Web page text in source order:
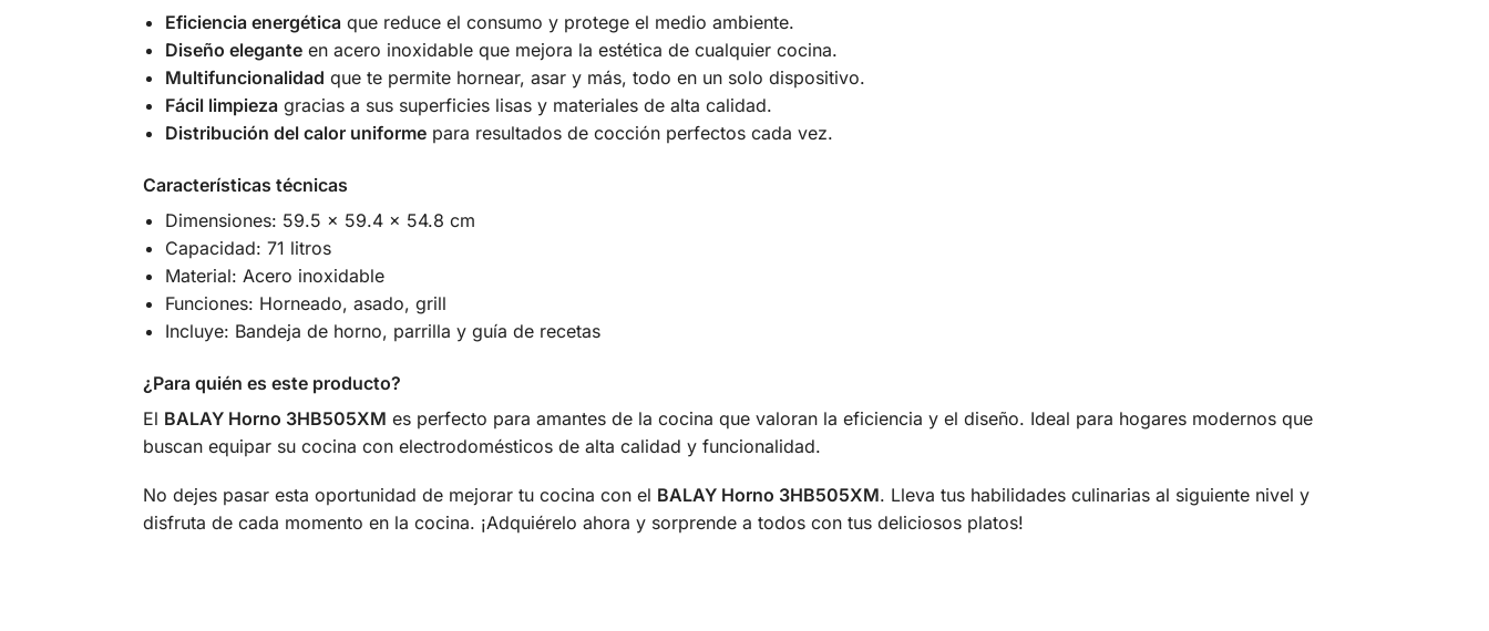
Eficiencia energéticaque reduce el consumo y protege el medio ambiente.
Diseño eleganteen acero inoxidable que mejora la estética de cualquier cocina.
Multifuncionalidad que te permite hornear, asar y más, todo en un solo dispositivo.
Fácil limpiezagracias a sus superficies lisas y materiales de alta calidad.
Distribución del calor uniformepara resultados de cocción perfectos cada vez.
Características técnicas
Dimensiones: 59.5 x 59.4 x 54.8 cm
Capacidad: 71 litros
Material: Acero inoxidable
Funciones: Horneado, asado, grill
Incluye: Bandeja de horno, parrilla y guía de recetas
¿Para quién es este producto?
El BALAY Horno 3HB505XM es perfecto para amantes de la cocina que valoran la eficiencia y el diseño. Ideal para hogares modernos que
buscan equipar su cocina con electrodomésticos de alta calidad y funcionalidad.
No dejes pasar esta oportunidad de mejorar tu cocina con el BALAY Horno 3HB505XM. Lleva tus habilidades culinarias al siguiente nivel y
disfruta de cada momento en la cocina. ¡Adquiérelo ahora y sorprende a todos con tus deliciosos platos!